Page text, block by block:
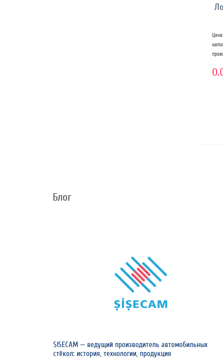
Блог
SISECAM — ведущий производитель автомобильных
стёкол: история, технологии, продукция